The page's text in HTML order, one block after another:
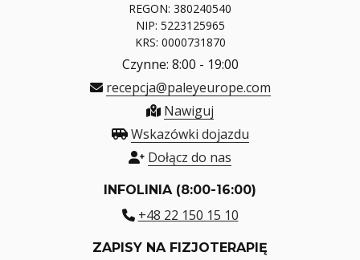
REGON: 380240540
NIP: 5223125965
KRS: 0000731870
Czynne: 8:00 - 19:00
recepcja@paleyeurope.com
Nawiguj
Wskazówki dojazdu
Dołącz do nas
INFOLINIA (8:00-16:00)
+48 22 150 15 10
ZAPISY NA FIZJOTERAPIĘ